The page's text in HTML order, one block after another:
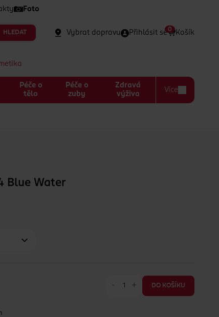
Foto
HLEDAT Vybrat dopravu Přihlásit se Košík
0
Péče o
tělo
Péče o
zuby
Zdravá
výživa
Více
Blue Water
- + DO KOŠÍKU